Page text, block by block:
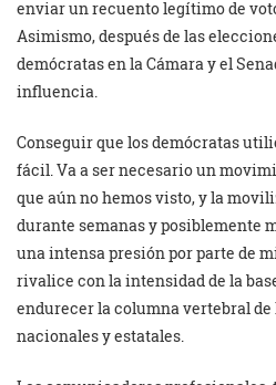
enviar un recuento legítimo de
Asimismo, después de las
demócratas en la Cámara y el
influencia.
Conseguir que los demócratas
fácil. Va a ser necesario un
que aún no hemos visto, y la
durante semanas y posiblemente
una intensa presión por parte de
rivalice con la intensidad de la
endurecer la columna vertebral
nacionales y estatales.